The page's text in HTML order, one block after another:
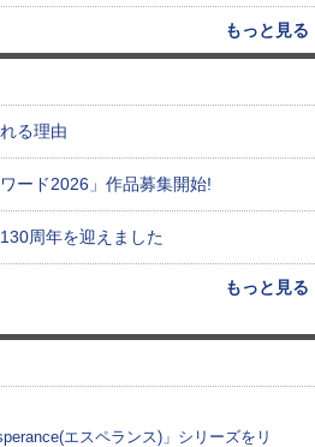
もっと見る
る理由
ード2026」作品募集開始!
周年を迎えました
もっと見る
エスペランス)」シリーズをリ